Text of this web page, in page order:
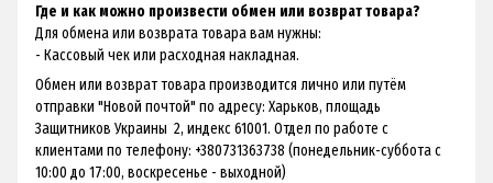
Где и как можно произвести обмен или возврат товара?
Для обмена или возврата товара вам нужны:
- Кассовый чек или расходная накладная.
Обмен или возврат товара производится лично или путём
отправки "Новой почтой" по адресу: Харьков, площадь
Защитников Украины 2, индекс 61001. Отдел по работе с
клиентами по телефону: +380731363738 (понедельник-суббота с
10:00 до 17:00, воскресенье - выходной)